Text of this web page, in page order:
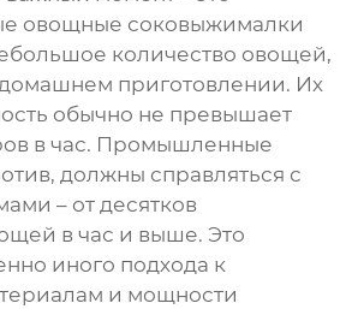
овощные соковыжималки
количество овощей,
приготовлении. Их
обычно не превышает
в час. Промышленные
должны справляться с
– от десятков
в час и выше. Это
иного подхода к
и мощности